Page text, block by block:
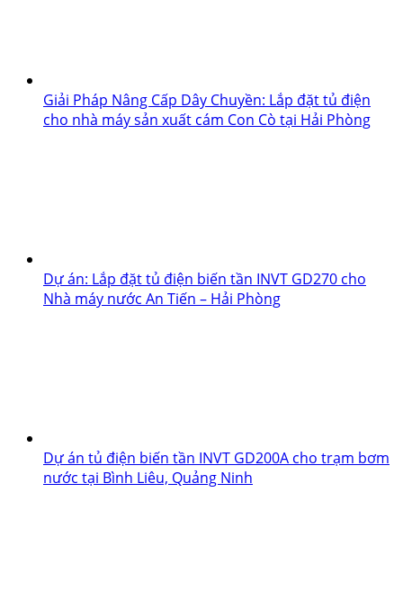
Giải Pháp Nâng Cấp Dây Chuyền: Lắp đặt tủ điện
cho nhà máy sản xuất cám Con Cò tại Hải Phòng
Dự án: Lắp đặt tủ điện biến tần INVT GD270 cho
Nhà máy nước An Tiến – Hải Phòng
Dự án tủ điện biến tần INVT GD200A cho trạm bơm
nước tại Bình Liêu, Quảng Ninh